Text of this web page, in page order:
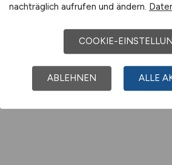
Jobs bei TÜV
GmbH
nachträglich aufrufen und ändern.
COOKIE-
ABLEHNEN ALLE